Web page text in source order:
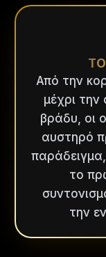
Από την
μέχρι
βράδυ, οι
αυστηρό
παράδειγμα,
το
την